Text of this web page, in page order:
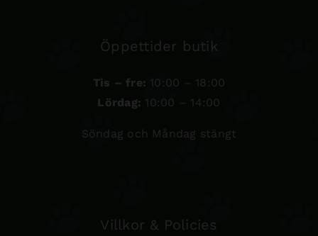
Öppettider butik
Tis – fre: 10:00 – 18:00
Lördag: 10:00 – 14:00
Söndag och Måndag stängt
Villkor & Policies